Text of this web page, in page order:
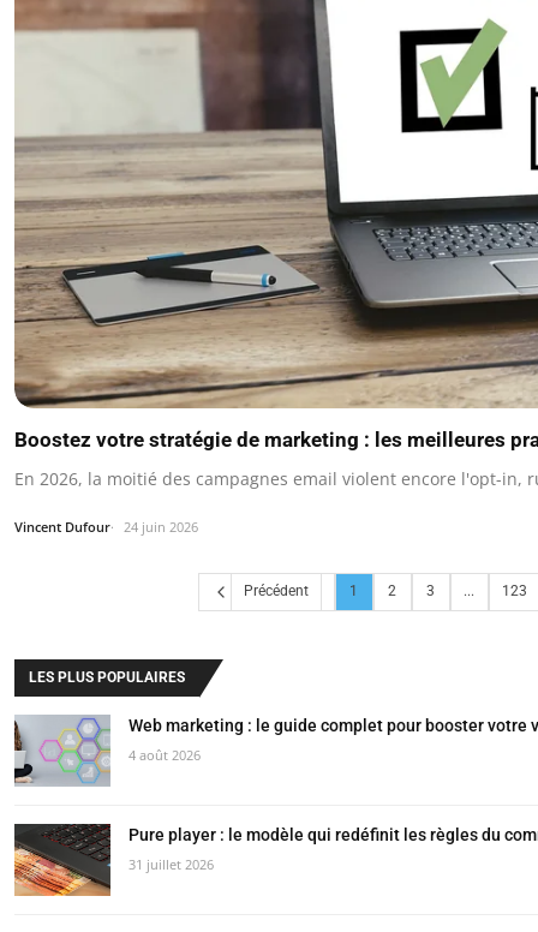
Boostez votre stratégie de marketing : les meilleures
En 2026, la moitié des campagnes email violent encore l'opt-
Vincent Dufour 24 juin 2026
Précédent 1 2 3 ... 123
LES PLUS POPULAIRES
Web marketing : le guide complet pour booster votre
4 août 2026
Pure player : le modèle qui redéfinit les règles du
31 juillet 2026